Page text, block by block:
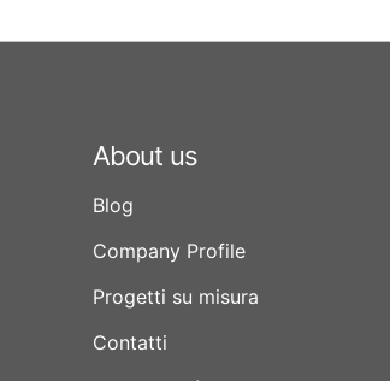
About us
Blog
Company Profile
Progetti su misura
Contatti